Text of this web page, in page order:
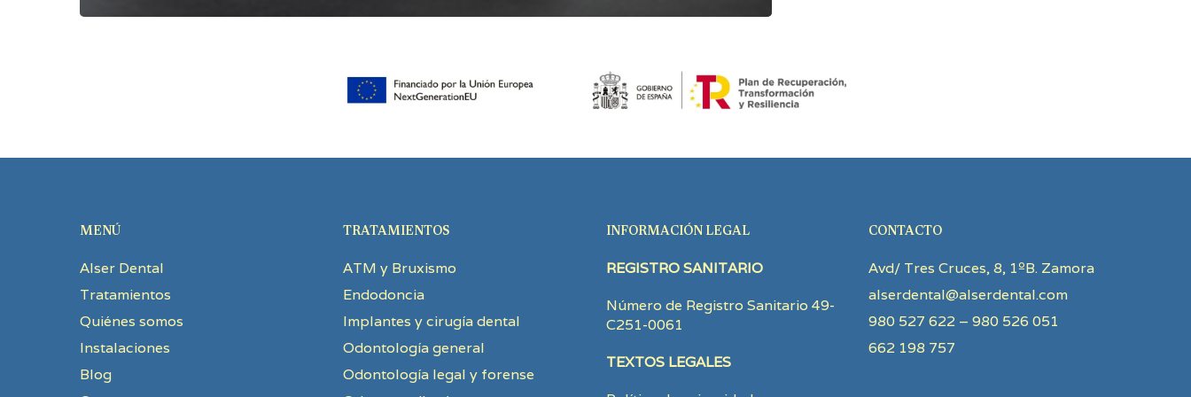
MENÚ
Alser Dental
Tratamientos
Quiénes somos
Instalaciones
Blog
TRATAMIENTOS
ATM y Bruxismo
Endodoncia
Implantes y cirugía dental
Odontología general
Odontología legal y forense
INFORMACIÓN LEGAL
REGISTRO SANITARIO
Número de Registro Sanitario 49-
C251-0061
TEXTOS LEGALES
CONTACTO
Avd/ Tres Cruces, 8, 1ºB. Zamora
alserdental@alserdental.com
980 527 622 – 980 526 051
662 198 757